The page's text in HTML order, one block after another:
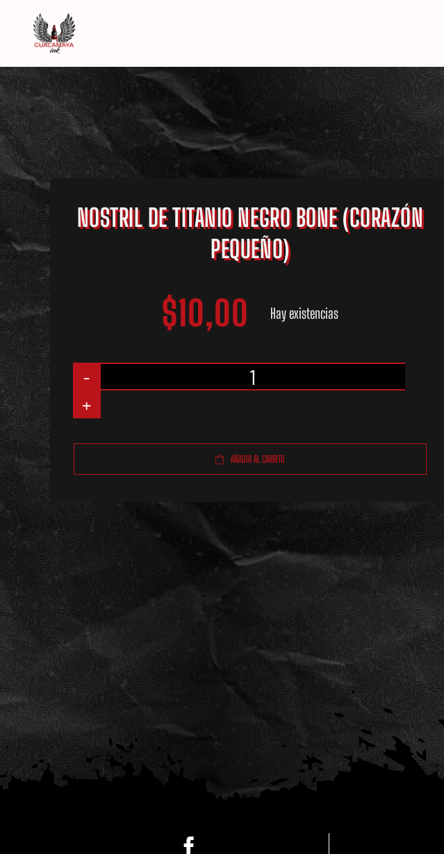
NOSTRIL DE TITANIO NEGRO BONE (CORAZÓN
PEQUEÑO)
$10,00 Hay existencias
de
(Corazón
Pequeño)
cantidad
AÑADIR AL CARRITO